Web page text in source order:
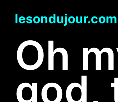
lesondujour.com
Oh
god,